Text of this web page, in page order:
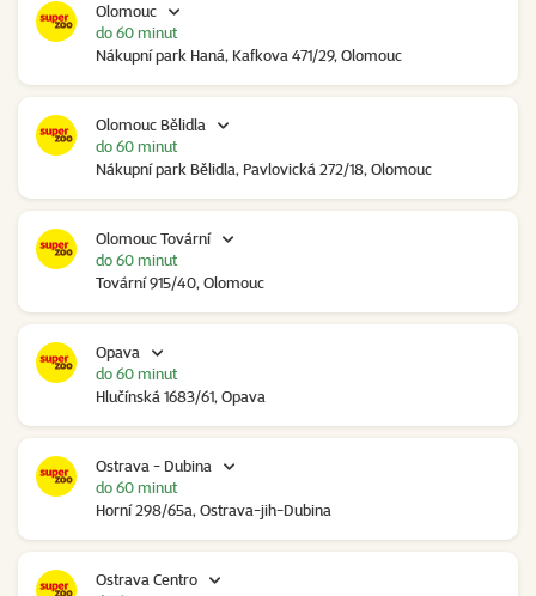
Olomouc
Nákupní park Haná, Kafkova 471/29, Olomouc
do 60 minut
Olomouc Bělidla
Nákupní park Bělidla, Pavlovická 272/18, Olomouc
do 60 minut
Olomouc Tovární
Tovární 915/40, Olomouc
do 60 minut
Opava
Hlučínská 1683/61, Opava
do 60 minut
Ostrava - Dubina
Horní 298/65a, Ostrava-jih-Dubina
do 60 minut
Ostrava Centro